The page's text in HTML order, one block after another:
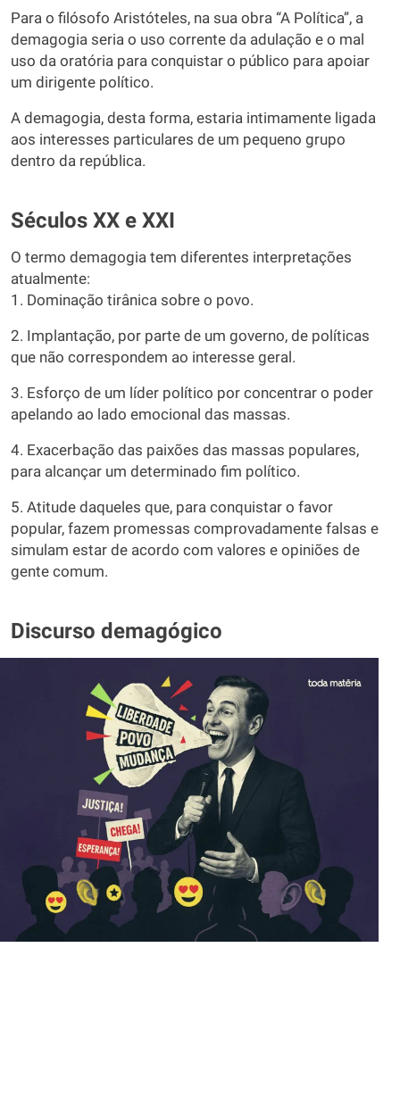
Para o filósofo Aristóteles, na sua obra “A Política”, a
demagogia seria o uso corrente da adulação e o mal
uso da oratória para conquistar o público para apoiar
um dirigente político.
A demagogia, desta forma, estaria intimamente ligada
aos interesses particulares de um pequeno grupo
dentro da república.
Séculos XX e XXI
O termo demagogia tem diferentes interpretações
atualmente:
1. Dominação tirânica sobre o povo.
2. Implantação, por parte de um governo, de políticas
que não correspondem ao interesse geral.
3. Esforço de um líder político por concentrar o poder
apelando ao lado emocional das massas.
4. Exacerbação das paixões das massas populares,
para alcançar um determinado fim político.
5. Atitude daqueles que, para conquistar o favor
popular, fazem promessas comprovadamente falsas e
simulam estar de acordo com valores e opiniões de
gente comum.
Discurso demagógico